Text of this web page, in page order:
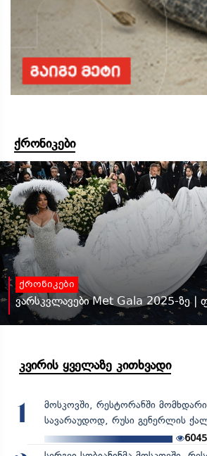
ქრონიკები
ქრონიკები
ვარსკვლავები Met Gala 2025-ზე |
კვირის ყველაზე კითხვადი
1
მოსკოვში, რესტორანში
სავარაუდოდ, რუსი გენერლის
6045